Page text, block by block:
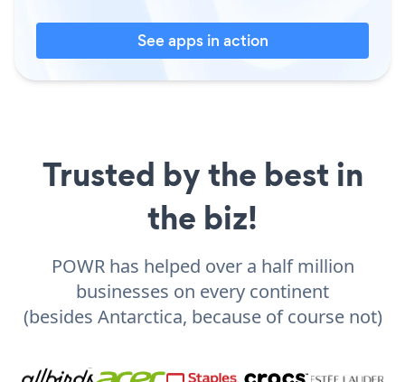
See apps in action
Trusted by the best in
the biz!
POWR has helped over a half million
businesses on every continent
(besides Antarctica, because of course not)